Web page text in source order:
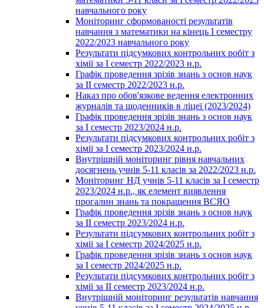
навчального року
Моніторинг сформованості результатів
навчання з математики на кінець І семестру
2022/2023 навчального року
Результати підсумкових контрольних робіт з
хімії за І семестр 2022/2023 н.р.
Графік проведення зрізів знань з основ наук
за ІІ семестр 2022/2023 н.р.
Наказ про обов'язкове ведення електронних
журналів та щоденників в ліцеї (2023/2024)
Графік проведення зрізів знань з основ наук
за І семестр 2023/2024 н.р.
Результати підсумкових контрольних робіт з
хімії за І семестр 2023/2024 н.р.
Внутрішній моніторинг рівня навчальних
досягнень учнів 5-11 класів за 2022/2023 н.р.
Моніторинг НД учнів 5-11 класів за І семестр
2023/2024 н.р., як елемент виявлення
прогалин знань та покращення ВСЯО
Графік проведення зрізів знань з основ наук
за ІІ семестр 2023/2024 н.р.
Результати підсумкових контрольних робіт з
хімії за І семестр 2024/2025 н.р.
Графік проведення зрізів знань з основ наук
за І семестр 2024/2025 н.р.
Результати підсумкових контрольних робіт з
хімії за ІІ семестр 2023/2024 н.р.
Внутрішній моніторинг результатів навчання